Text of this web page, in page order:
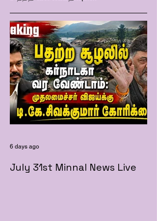
July 31st Minnal News Live
6 days ago